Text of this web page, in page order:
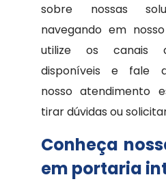
sobre nossas
navegando em
utilize os canais
disponíveis e fale
nosso atendimento
tirar dúvidas ou
Conheça
em portaria